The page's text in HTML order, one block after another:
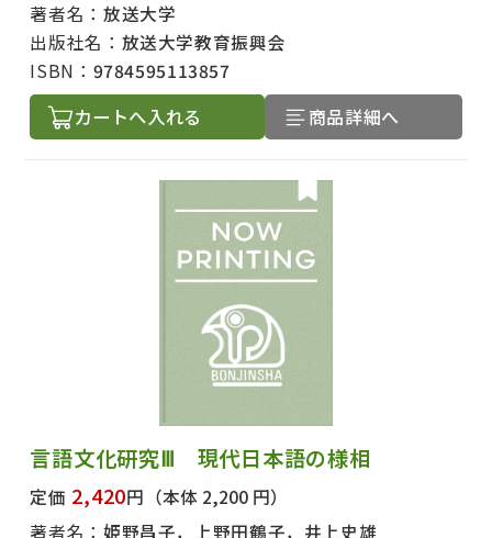
出版社名で絞り込む
絞り込む
著者名： 放送大学
出版社名： 放送大学教育振興会
ISBN： 9784595113857
カートへ入れる 商品詳細へ
言語文化研究Ⅲ 現代日本語の様相
定価 2,420円 （本体 2,200 円）
著者名： 姫野昌子，上野田鶴子，井上史雄